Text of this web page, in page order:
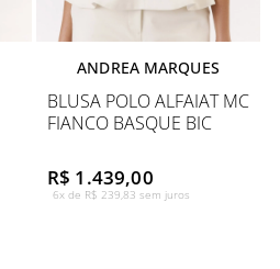
ANDREA MARQUES
BLUSA POLO ALFAIAT MC
FIANCO BASQUE BIC
R$ 1.439,00
6x de R$ 239,83 sem juros